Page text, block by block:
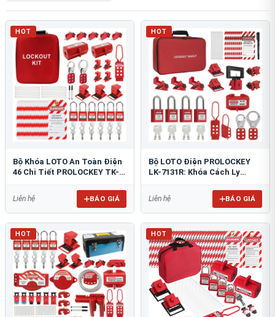
HOT
Bộ Khóa LOTO An Toàn Điện
46 Chi Tiết PROLOCKEY TK-
Liên hệ BÁO GIÁ
HOT
Bộ LOTO Điện PROLOCKEY
LK-7131R: Khóa Cách Ly
Liên hệ BÁO GIÁ
HOT HOT